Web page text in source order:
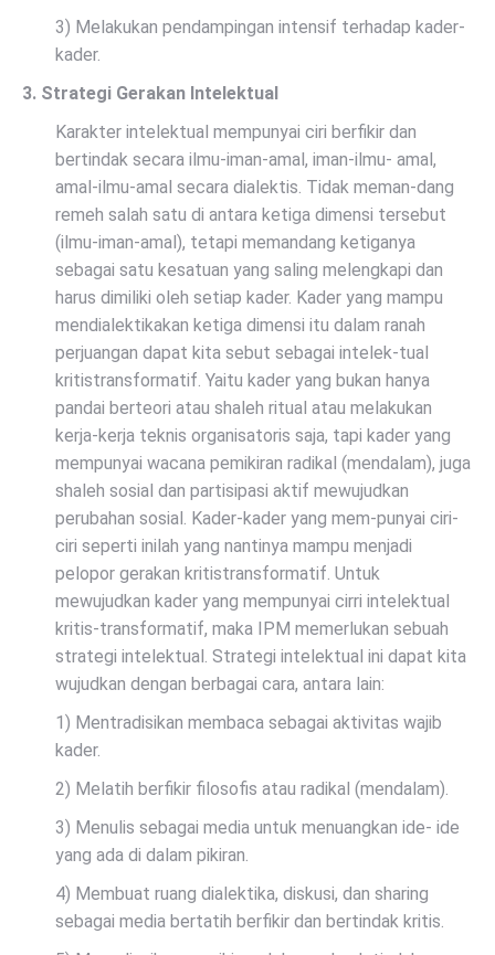
3) Melakukan pendampingan intensif terhadap kader-
kader.
3. Strategi Gerakan Intelektual
Karakter intelektual mempunyai ciri berfikir dan
bertindak secara ilmu-iman-amal, iman-ilmu- amal,
amal-ilmu-amal secara dialektis. Tidak meman-dang
remeh salah satu di antara ketiga dimensi tersebut
(ilmu-iman-amal), tetapi memandang ketiganya
sebagai satu kesatuan yang saling melengkapi dan
harus dimiliki oleh setiap kader. Kader yang mampu
mendialektikakan ketiga dimensi itu dalam ranah
perjuangan dapat kita sebut sebagai intelek-tual
kritistransformatif. Yaitu kader yang bukan hanya
pandai berteori atau shaleh ritual atau melakukan
kerja-kerja teknis organisatoris saja, tapi kader yang
mempunyai wacana pemikiran radikal (mendalam), juga
shaleh sosial dan partisipasi aktif mewujudkan
perubahan sosial. Kader-kader yang mem-punyai ciri-
ciri seperti inilah yang nantinya mampu menjadi
pelopor gerakan kritistransformatif. Untuk
mewujudkan kader yang mempunyai cirri intelektual
kritis-transformatif, maka IPM memerlukan sebuah
strategi intelektual. Strategi intelektual ini dapat kita
wujudkan dengan berbagai cara, antara lain:
1) Mentradisikan membaca sebagai aktivitas wajib
kader.
2) Melatih berfikir filosofis atau radikal (mendalam).
3) Menulis sebagai media untuk menuangkan ide- ide
yang ada di dalam pikiran.
4) Membuat ruang dialektika, diskusi, dan sharing
sebagai media bertatih berfikir dan bertindak kritis.